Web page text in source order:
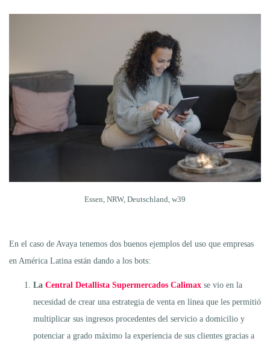
Essen, NRW, Deutschland, w39
En el caso de Avaya tenemos dos buenos ejemplos del uso que empresas
en América Latina están dando a los bots:
La Central Detallista Supermercados Calimax se vio en la
necesidad de crear una estrategia de venta en línea que les permitió
multiplicar sus ingresos procedentes del servicio a domicilio y
potenciar a grado máximo la experiencia de sus clientes gracias a